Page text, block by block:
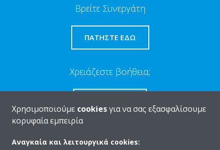
Βρείτε Συνεργάτη
ΠΑΤΉΣΤΕ ΕΔΏ
Χρειάζεστε βοήθεια;
Χρησιμοποιούμε cookiesγια να σας εξασφαλίσουμε
κορυφαία εμπειρία
Αναγκαία και λειτουργικά cookies: